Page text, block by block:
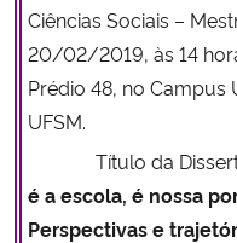
Gabinete de Segurança
Advocacia-Geral da União
Banco Central do Brasil
Ciências Sociais –
20/02/2019, às 14
Prédio 48, no Campus
UFSM.
Título da
é a escola, é nossa
Perspectivas e